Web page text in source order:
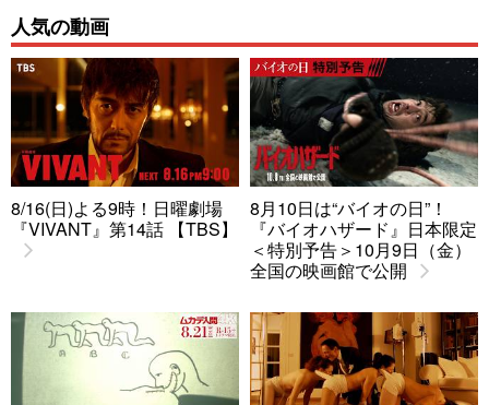
人気の動画
8/16(日)よる9時！日曜劇場
『VIVANT』第14話 【TBS】
8月10日は“バイオの日”！
『バイオハザード』日本限定
＜特別予告＞10月9日（金）
全国の映画館で公開